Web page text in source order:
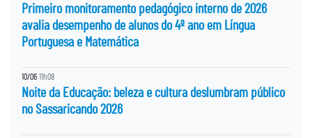
Primeiro monitoramento pedagógico interno de 2026
avalia desempenho de alunos do 4º ano em Língua
Portuguesa e Matemática
10/06 11h08
Noite da Educação: beleza e cultura deslumbram público
no Sassaricando 2026